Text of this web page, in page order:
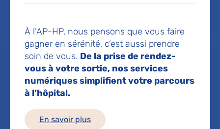
Service de Chirurgie générale et digestive
Service de
Chirurgie
À l’AP-HP, nous pensons que vous faire
gagner en sérénité, c’est aussi prendre
soin de vous. De la prise de rendez-
vous à votre sortie, nos services
numériques simplifient votre parcours
à l’hôpital.
En savoir plus